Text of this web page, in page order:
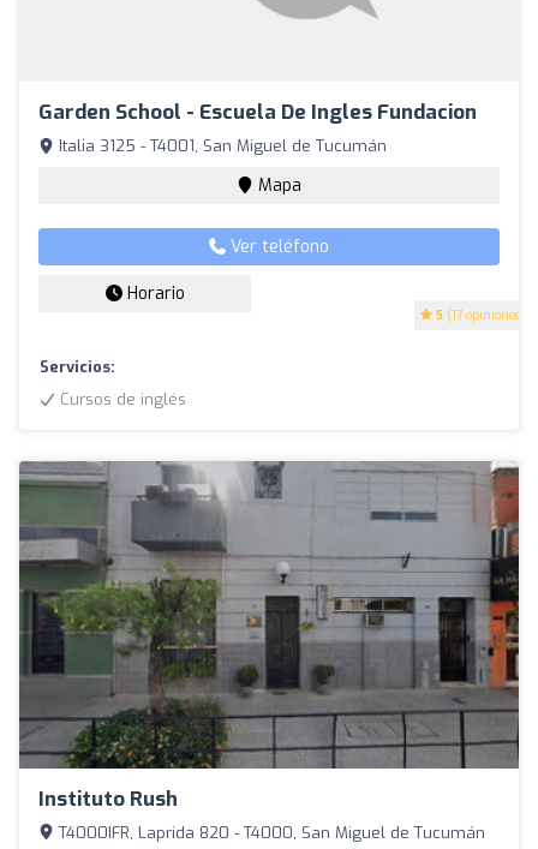
Garden School - Escuela De Ingles Fundacion
5 (17 opiniones)
Italia 3125 - T4001, San Miguel de Tucumán
Mapa
Ver teléfono
Horario
Servicios:
Cursos de inglés
Instituto Rush
T4000IFR, Laprida 820 - T4000, San Miguel de Tucumán